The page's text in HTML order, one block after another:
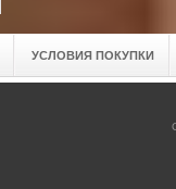
УСЛОВИЯ ПОКУПКИ